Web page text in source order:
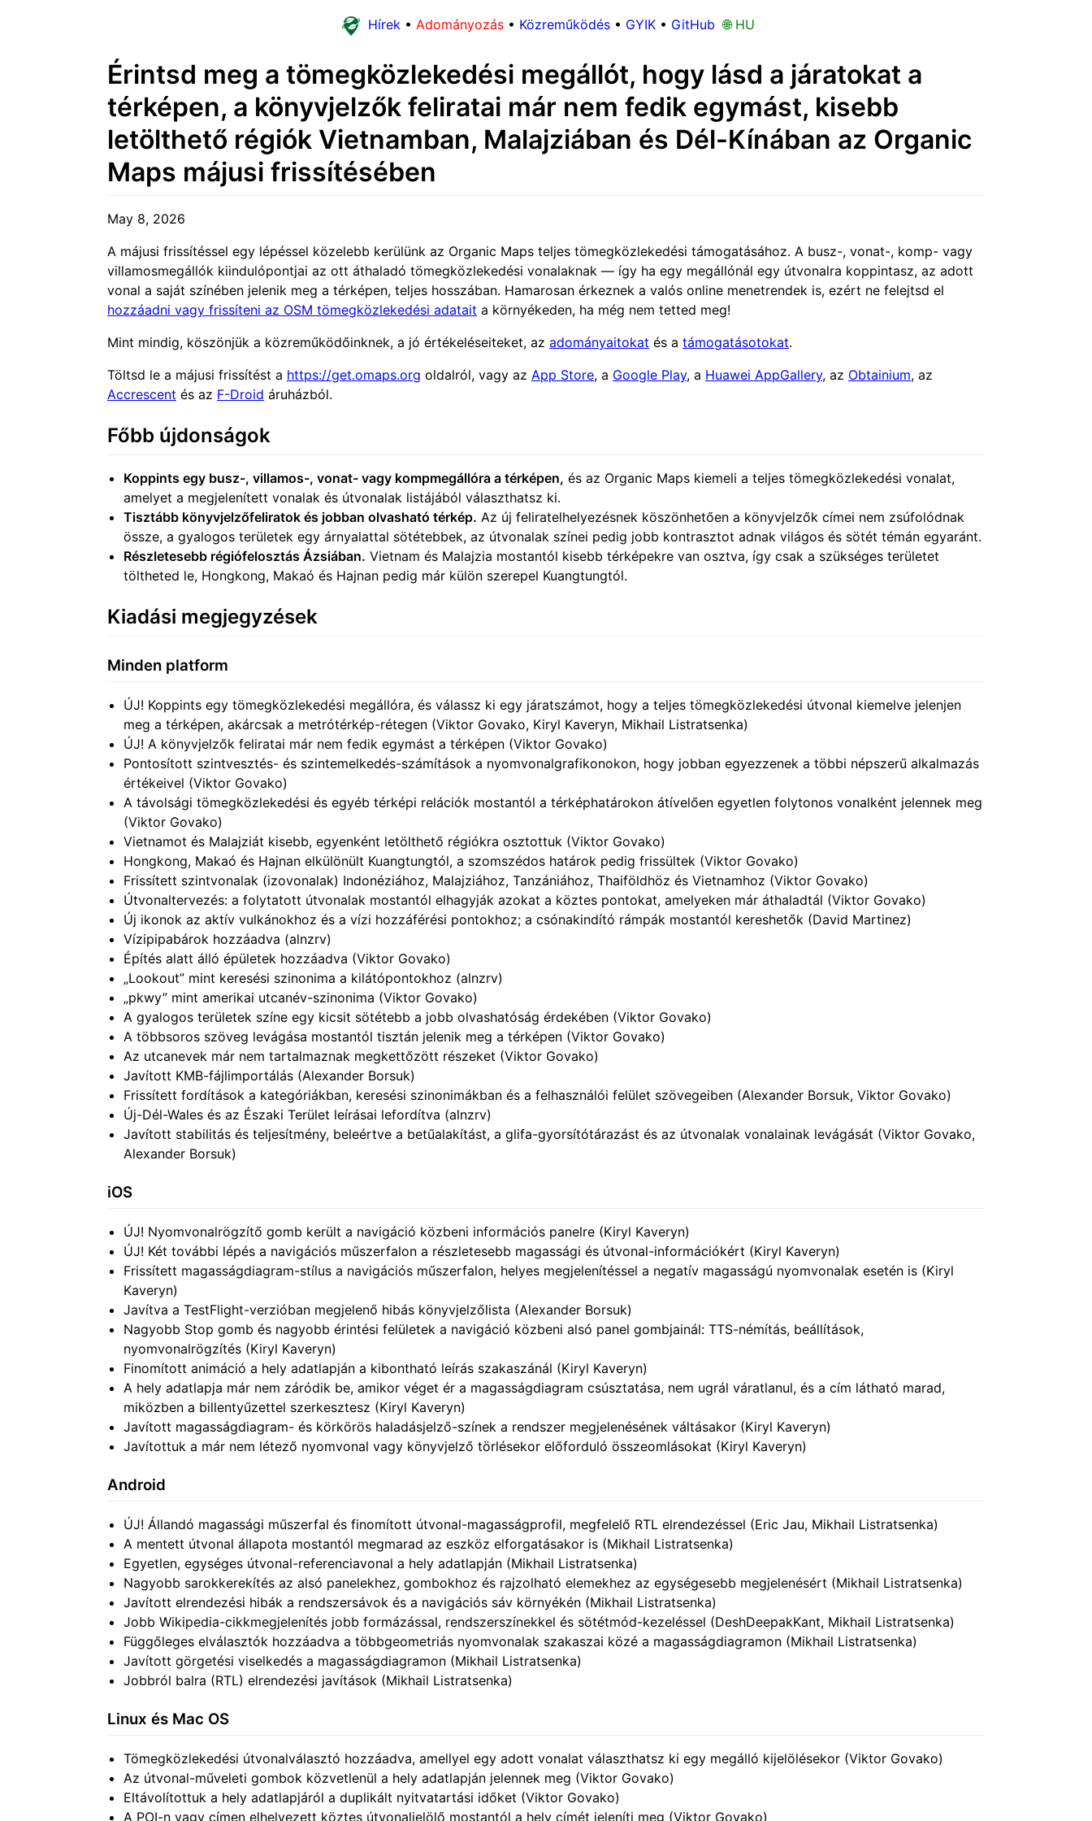
Hírek • Adományozás • Közreműködés • GYIK • GitHub 🌐 HU
Érintsd meg a tömegközlekedési megállót, hogy lásd a járatokat a
térképen, a könyvjelzők feliratai már nem fedik egymást, kisebb
letölthető régiók Vietnamban, Malajziában és Dél-Kínában az Organic
Maps májusi frissítésében
May 8, 2026
A májusi frissítéssel egy lépéssel közelebb kerülünk az Organic Maps teljes tömegközlekedési támogatásához. A busz-, vonat-, komp- vagy
villamosmegállók kiindulópontjai az ott áthaladó tömegközlekedési vonalaknak — így ha egy megállónál egy útvonalra koppintasz, az adott
vonal a saját színében jelenik meg a térképen, teljes hosszában. Hamarosan érkeznek a valós online menetrendek is, ezért ne felejtsd el
hozzáadni vagy frissíteni az OSM tömegközlekedési adatait a környékeden, ha még nem tetted meg!
Mint mindig, köszönjük a közreműködőinknek, a jó értékeléseiteket, az adományaitokat és a támogatásotokat.
Töltsd le a májusi frissítést a https://get.omaps.org oldalról, vagy az App Store, a Google Play, a Huawei AppGallery, az Obtainium, az
Accrescent és az F-Droid áruházból.
Főbb újdonságok
Koppints egy busz-, villamos-, vonat- vagy kompmegállóra a térképen, és az Organic Maps kiemeli a teljes tömegközlekedési vonalat,
amelyet a megjelenített vonalak és útvonalak listájából választhatsz ki.
Tisztább könyvjelzőfeliratok és jobban olvasható térkép. Az új feliratelhelyezésnek köszönhetően a könyvjelzők címei nem zsúfolódnak
össze, a gyalogos területek egy árnyalattal sötétebbek, az útvonalak színei pedig jobb kontrasztot adnak világos és sötét témán egyaránt.
Részletesebb régiófelosztás Ázsiában. Vietnam és Malajzia mostantól kisebb térképekre van osztva, így csak a szükséges területet
töltheted le, Hongkong, Makaó és Hajnan pedig már külön szerepel Kuangtungtól.
Kiadási megjegyzések
Minden platform
ÚJ! Koppints egy tömegközlekedési megállóra, és válassz ki egy járatszámot, hogy a teljes tömegközlekedési útvonal kiemelve jelenjen
meg a térképen, akárcsak a metrótérkép-rétegen (Viktor Govako, Kiryl Kaveryn, Mikhail Listratsenka)
ÚJ! A könyvjelzők feliratai már nem fedik egymást a térképen (Viktor Govako)
Pontosított szintvesztés- és szintemelkedés-számítások a nyomvonalgrafikonokon, hogy jobban egyezzenek a többi népszerű alkalmazás
értékeivel (Viktor Govako)
A távolsági tömegközlekedési és egyéb térképi relációk mostantól a térképhatárokon átívelően egyetlen folytonos vonalként jelennek meg
(Viktor Govako)
Vietnamot és Malajziát kisebb, egyenként letölthető régiókra osztottuk (Viktor Govako)
Hongkong, Makaó és Hajnan elkülönült Kuangtungtól, a szomszédos határok pedig frissültek (Viktor Govako)
Frissített szintvonalak (izovonalak) Indonéziához, Malajziához, Tanzániához, Thaiföldhöz és Vietnamhoz (Viktor Govako)
Útvonaltervezés: a folytatott útvonalak mostantól elhagyják azokat a köztes pontokat, amelyeken már áthaladtál (Viktor Govako)
Új ikonok az aktív vulkánokhoz és a vízi hozzáférési pontokhoz; a csónakindító rámpák mostantól kereshetők (David Martinez)
Vízipipabárok hozzáadva (alnzrv)
Építés alatt álló épületek hozzáadva (Viktor Govako)
„Lookout” mint keresési szinonima a kilátópontokhoz (alnzrv)
„pkwy” mint amerikai utcanév-szinonima (Viktor Govako)
A gyalogos területek színe egy kicsit sötétebb a jobb olvashatóság érdekében (Viktor Govako)
A többsoros szöveg levágása mostantól tisztán jelenik meg a térképen (Viktor Govako)
Az utcanevek már nem tartalmaznak megkettőzött részeket (Viktor Govako)
Javított KMB-fájlimportálás (Alexander Borsuk)
Frissített fordítások a kategóriákban, keresési szinonimákban és a felhasználói felület szövegeiben (Alexander Borsuk, Viktor Govako)
Új-Dél-Wales és az Északi Terület leírásai lefordítva (alnzrv)
Javított stabilitás és teljesítmény, beleértve a betűalakítást, a glifa-gyorsítótárazást és az útvonalak vonalainak levágását (Viktor Govako,
Alexander Borsuk)
iOS
ÚJ! Nyomvonalrögzítő gomb került a navigáció közbeni információs panelre (Kiryl Kaveryn)
ÚJ! Két további lépés a navigációs műszerfalon a részletesebb magassági és útvonal-információkért (Kiryl Kaveryn)
Frissített magasságdiagram-stílus a navigációs műszerfalon, helyes megjelenítéssel a negatív magasságú nyomvonalak esetén is (Kiryl
Kaveryn)
Javítva a TestFlight-verzióban megjelenő hibás könyvjelzőlista (Alexander Borsuk)
Nagyobb Stop gomb és nagyobb érintési felületek a navigáció közbeni alsó panel gombjainál: TTS-némítás, beállítások,
nyomvonalrögzítés (Kiryl Kaveryn)
Finomított animáció a hely adatlapján a kibontható leírás szakaszánál (Kiryl Kaveryn)
A hely adatlapja már nem záródik be, amikor véget ér a magasságdiagram csúsztatása, nem ugrál váratlanul, és a cím látható marad,
miközben a billentyűzettel szerkesztesz (Kiryl Kaveryn)
Javított magasságdiagram- és körkörös haladásjelző-színek a rendszer megjelenésének váltásakor (Kiryl Kaveryn)
Javítottuk a már nem létező nyomvonal vagy könyvjelző törlésekor előforduló összeomlásokat (Kiryl Kaveryn)
Android
ÚJ! Állandó magassági műszerfal és finomított útvonal-magasságprofil, megfelelő RTL elrendezéssel (Eric Jau, Mikhail Listratsenka)
A mentett útvonal állapota mostantól megmarad az eszköz elforgatásakor is (Mikhail Listratsenka)
Egyetlen, egységes útvonal-referenciavonal a hely adatlapján (Mikhail Listratsenka)
Nagyobb sarokkerekítés az alsó panelekhez, gombokhoz és rajzolható elemekhez az egységesebb megjelenésért (Mikhail Listratsenka)
Javított elrendezési hibák a rendszersávok és a navigációs sáv környékén (Mikhail Listratsenka)
Jobb Wikipedia-cikkmegjelenítés jobb formázással, rendszerszínekkel és sötétmód-kezeléssel (DeshDeepakKant, Mikhail Listratsenka)
Függőleges elválasztók hozzáadva a többgeometriás nyomvonalak szakaszai közé a magasságdiagramon (Mikhail Listratsenka)
Javított görgetési viselkedés a magasságdiagramon (Mikhail Listratsenka)
Jobbról balra (RTL) elrendezési javítások (Mikhail Listratsenka)
Linux és Mac OS
Tömegközlekedési útvonalválasztó hozzáadva, amellyel egy adott vonalat választhatsz ki egy megálló kijelölésekor (Viktor Govako)
Az útvonal-műveleti gombok közvetlenül a hely adatlapján jelennek meg (Viktor Govako)
Eltávolítottuk a hely adatlapjáról a duplikált nyitvatartási időket (Viktor Govako)
A POI-n vagy címen elhelyezett köztes útvonaljelölő mostantól a hely címét jeleníti meg (Viktor Govako)